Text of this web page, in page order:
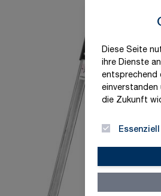
Diese Seite
ihre Dienste
entsprechend
einverstanden
die Zukunft
Essenziell